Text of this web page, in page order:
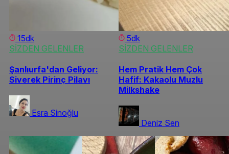
15dk
SİZDEN GELENLER
Şanlıurfa'dan Geliyor:
Siverek Pirinç Pilavı
Esra Sinoğlu
5dk
SİZDEN GELENLER
Hem Pratik Hem Çok
Hafif: Kakaolu Muzlu
Milkshake
Deniz Sen